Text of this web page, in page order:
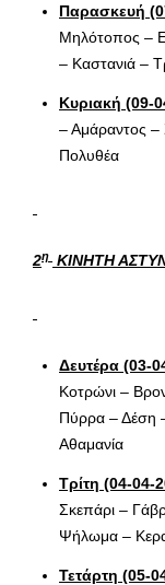
Παρασκευή
Μηλότοπος –
– Καστανιά –
Κυριακή (09-
– Αμάραντος –
Πολυθέα
2η ΚΙΝΗΤΗ
Δευτέρα (03-
Κοτρώνι –
Πύρρα – Δέση
Αθαμανία
Τρίτη (04-04-
Σκεπάρι –
Ψήλωμα –
Τετάρτη (05-